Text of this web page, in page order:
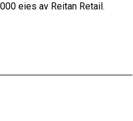
eies av Reitan Retail.